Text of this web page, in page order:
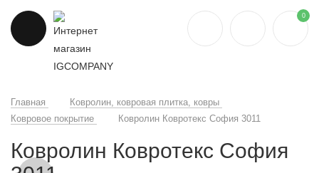
0
Главная
Ковролин, ковровая плитка, ковры
Ковровое покрытие
Ковролин Ковротекс София 3011
Ковролин Ковротекс София